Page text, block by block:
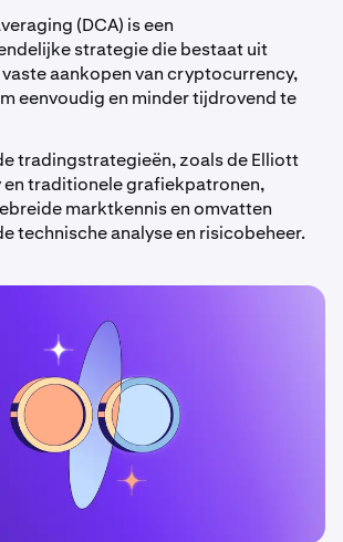
(DCA) is een
strategie die bestaat uit
aankopen van cryptocurrency,
eenvoudig en minder tijdrovend te
tradingstrategieën, zoals de Elliott
en traditionele grafiekpatronen,
marktkennis en omvatten
technische analyse en risicobeheer.